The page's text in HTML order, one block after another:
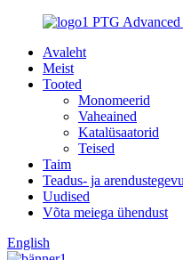
PTG
Avaleht
Meist
Tooted
Monomeerid
Vaheained
Katalüsaatorid
Teised
Taim
Teadus- ja
Uudised
Võta meiega ühendust
English